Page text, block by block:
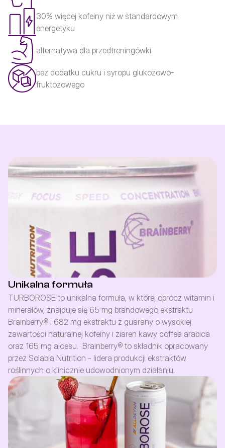
30% więcej kofeiny niż w standardowym
energetyku
alternatywa dla przedtreningówki
bez dodatku cukru i syropu glukozowo-
fruktozowego
Unikalna formuła
TURBOROSE to unikalna formuła, w której oprócz witamin i
minerałów, znajduje się 65 mg brandowego ekstraktu
Brainberry® i 682 mg ekstraktu z guarany o wysokiej
zawartości naturalnej kofeiny i ziaren kawy coffea arabica
oraz 165 mg aloesu.  Brainberry® to składnik opracowany
przez Solabia Nutrition - lidera produkcji ekstraktów
roślinnych o klinicznie udowodnionym działaniu.